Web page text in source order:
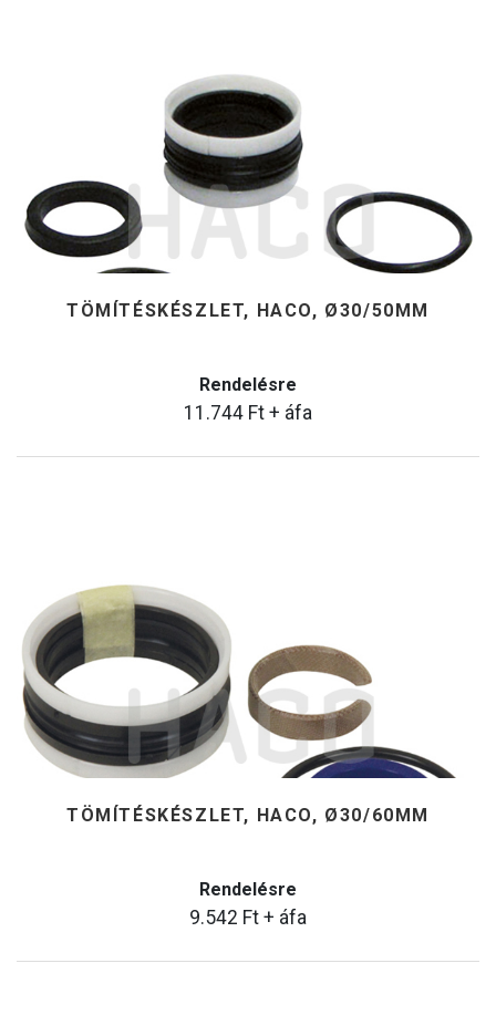
TÖMÍTÉSKÉSZLET, HACO, Ø30/50MM
Rendelésre
11.744 Ft + áfa
TÖMÍTÉSKÉSZLET, HACO, Ø30/60MM
Rendelésre
9.542 Ft + áfa